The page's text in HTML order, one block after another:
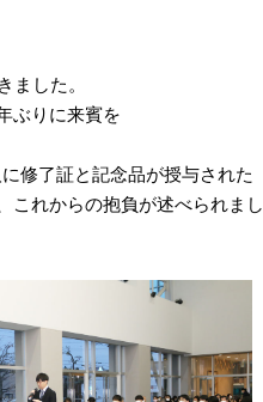
した。
ぶりに来賓を
修了証と記念品が授与された
これからの抱負が述べられまし